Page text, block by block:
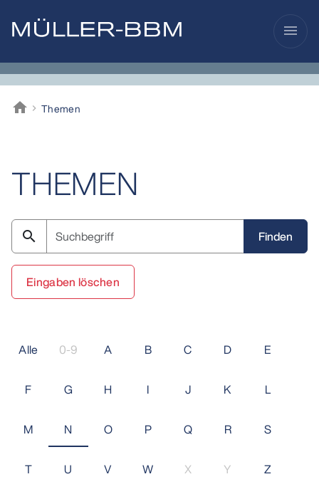
menu
home
Müller-BBM
Themen
THEMEN
search
Eingaben löschen
Alle 0-9 A B C D E
F G H I J K L
M N O P Q R S
T U V W X Y Z